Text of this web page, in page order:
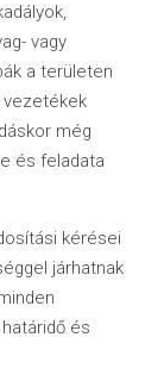
vagy
a területen
vezetékek
még
és feladata
kérései
járhatnak
és